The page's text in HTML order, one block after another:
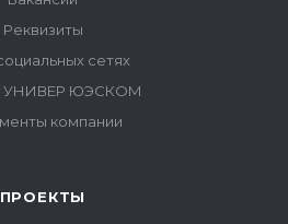
ПРОЕКТЫ